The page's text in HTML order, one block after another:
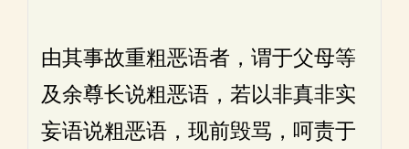
由其事故重粗恶语者，谓于父母等
及余尊长说粗恶语，若以非真非实
妄语说粗恶语，现前毁骂，呵责于